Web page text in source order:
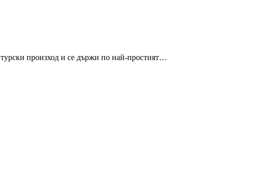
произход и се държи по най-простият…